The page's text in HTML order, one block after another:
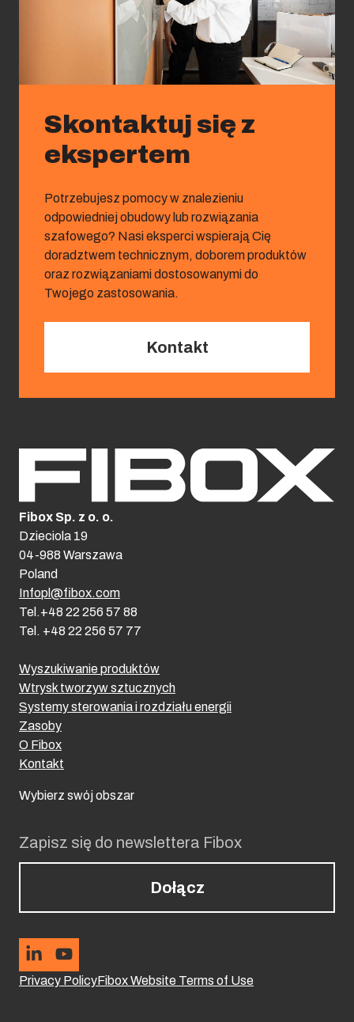
Skontaktuj się z
ekspertem
Potrzebujesz pomocy w znalezieniu
odpowiedniej obudowy lub rozwiązania
szafowego? Nasi eksperci wspierają Cię
doradztwem technicznym, doborem produktów
oraz rozwiązaniami dostosowanymi do
Twojego zastosowania.
Kontakt
Zapisz się do newslettera Fibox
Dołącz
Privacy PolicyFibox Website Terms of Use
Wyszukiwanie produktów
Wtrysk tworzyw sztucznych
Systemy sterowania i rozdziału energii
Zasoby
O Fibox
Kontakt
Wybierz swój obszar
Fibox Sp. z o. o.
Dzieciola 19
04-988 Warszawa
Poland
Infopl@fibox.com
Tel.+48 22 256 57 88
Tel. +48 22 256 57 77